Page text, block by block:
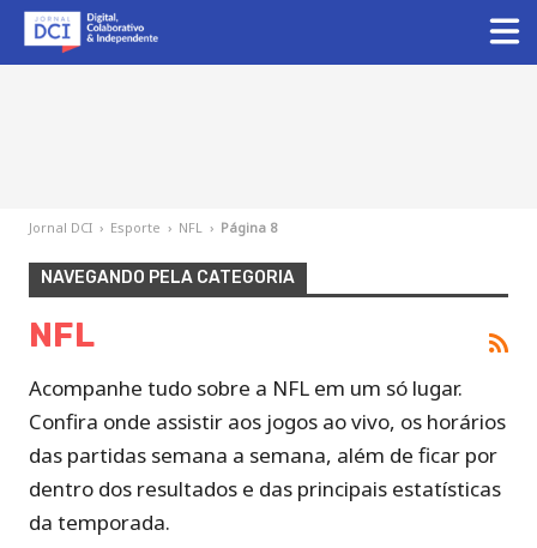
Jornal DCI › Esporte › NFL › Página 8
NAVEGANDO PELA CATEGORIA
NFL
Acompanhe tudo sobre a NFL em um só lugar.
Confira onde assistir aos jogos ao vivo, os horários
das partidas semana a semana, além de ficar por
dentro dos resultados e das principais estatísticas
da temporada.